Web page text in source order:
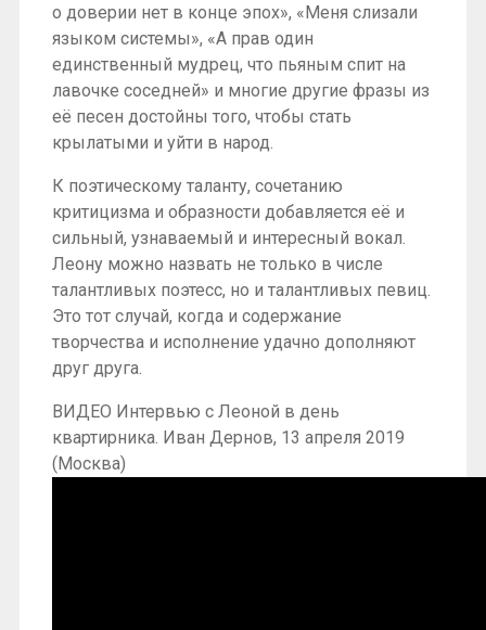
о доверии нет в конце эпох», «Меня слизали
языком системы», «А прав один
единственный мудрец, что пьяным спит на
лавочке соседней» и многие другие фразы из
её песен достойны того, чтобы стать
крылатыми и уйти в народ.
К поэтическому таланту, сочетанию
критицизма и образности добавляется её и
сильный, узнаваемый и интересный вокал.
Леону можно назвать не только в числе
талантливых поэтесс, но и талантливых певиц.
Это тот случай, когда и содержание
творчества и исполнение удачно дополняют
друг друга.
ВИДЕО Интервью с Леоной в день
квартирника. Иван Дернов, 13 апреля 2019
(Москва)